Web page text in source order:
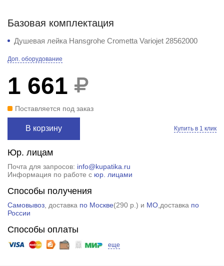
Базовая комплектация
Душевая лейка Hansgrohe Crometta Variojet 28562000
Доп. оборудование
1 661
Поставляется под заказ
В корзину Купить в 1 клик
Юр. лицам
Почта для запросов: info@kupatika.ru
Информация по работе с юр. лицами
Способы получения
Самовывоз, доставка по Москве(290 р. ) и МО,доставка по
России
Способы оплаты
еще